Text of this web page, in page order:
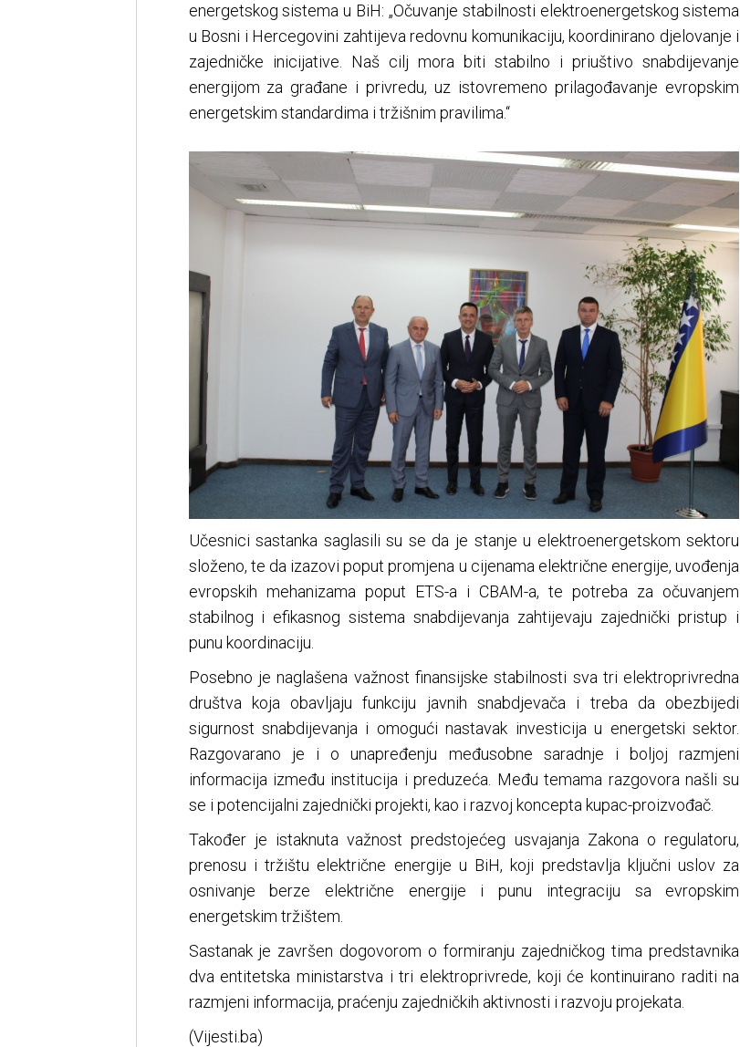
energetskog sistema u BiH: „Očuvanje stabilnosti elektroenergetskog sistema
u Bosni i Hercegovini zahtijeva redovnu komunikaciju, koordinirano djelovanje i
zajedničke inicijative. Naš cilj mora biti stabilno i priuštivo snabdijevanje
energijom za građane i privredu, uz istovremeno prilagođavanje evropskim
energetskim standardima i tržišnim pravilima.“
Učesnici sastanka saglasili su se da je stanje u elektroenergetskom sektoru
složeno, te da izazovi poput promjena u cijenama električne energije, uvođenja
evropskih mehanizama poput ETS-a i CBAM-a, te potreba za očuvanjem
stabilnog i efikasnog sistema snabdijevanja zahtijevaju zajednički pristup i
punu koordinaciju.
Posebno je naglašena važnost finansijske stabilnosti sva tri elektroprivredna
društva koja obavljaju funkciju javnih snabdjevača i treba da obezbijedi
sigurnost snabdijevanja i omogući nastavak investicija u energetski sektor.
Razgovarano je i o unapređenju međusobne saradnje i boljoj razmjeni
informacija između institucija i preduzeća. Među temama razgovora našli su
se i potencijalni zajednički projekti, kao i razvoj koncepta kupac-proizvođač.
Također je istaknuta važnost predstojećeg usvajanja Zakona o regulatoru,
prenosu i tržištu električne energije u BiH, koji predstavlja ključni uslov za
osnivanje berze električne energije i punu integraciju sa evropskim
energetskim tržištem.
Sastanak je završen dogovorom o formiranju zajedničkog tima predstavnika
dva entitetska ministarstva i tri elektroprivrede, koji će kontinuirano raditi na
razmjeni informacija, praćenju zajedničkih aktivnosti i razvoju projekata.
(Vijesti.ba)